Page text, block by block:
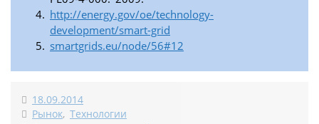
http://energy.gov/oe/technology-
development/smart-grid
smartgrids.eu/node/56#12
18.09.2014
Рынок, Технологии